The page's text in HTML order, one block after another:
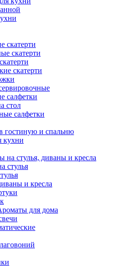
скатерти
скатерти
скатерти
салфетки
стол
салфетки
гостиную и спальню
кухни
стулья, диваны и кресла
стулья
и кресла
для дома